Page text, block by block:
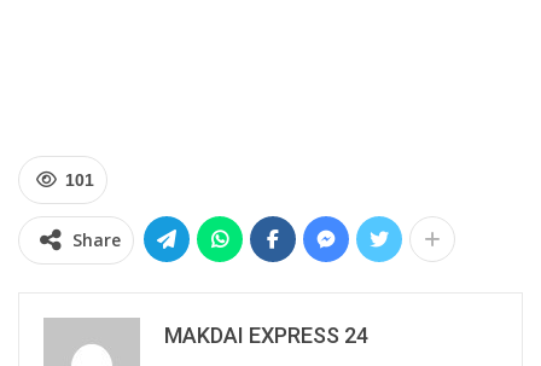
101
Share
MAKDAI EXPRESS 24